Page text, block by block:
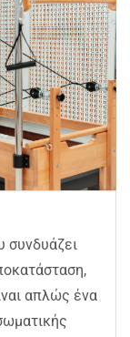
συνδυάζει
απλώς ένα